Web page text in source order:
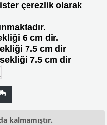
çerezlik olarak
6 cm dir.
7.5 cm dir
7.5 cm dir
kalmamıştır.